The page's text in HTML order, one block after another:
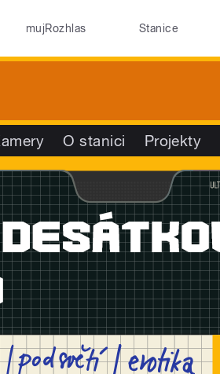
mujRozhlas Stanice
O stanici Projekty